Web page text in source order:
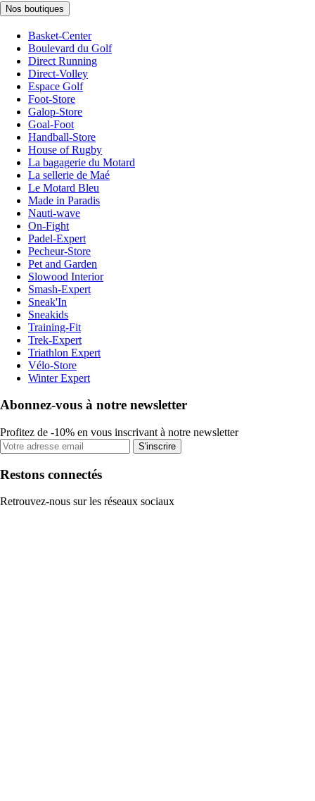
Nos boutiques
Basket-Center
Boulevard du Golf
Direct Running
Direct-Volley
Espace Golf
Foot-Store
Galop-Store
Goal-Foot
Handball-Store
House of Rugby
La bagagerie du Motard
La sellerie de Maé
Le Motard Bleu
Made in Paradis
Nauti-wave
On-Fight
Padel-Expert
Pecheur-Store
Pet and Garden
Slowood Interior
Smash-Expert
Sneak'In
Sneakids
Training-Fit
Trek-Expert
Triathlon Expert
Vélo-Store
Winter Expert
Abonnez-vous à notre newsletter
Profitez de -10% en vous inscrivant à notre newsletter
S'inscrire
Restons connectés
Retrouvez-nous sur les réseaux sociaux